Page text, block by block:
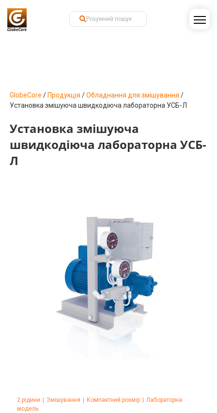
GlobeCore / Продукція /Обладнання для змішування /
Установка змішуюча швидкодіюча лабораторна УСБ-Л
Установка змішуюча
швидкодіюча лабораторна УСБ-
Л
2 рідини Змішування Компактний розмір
Лабораторна
модель